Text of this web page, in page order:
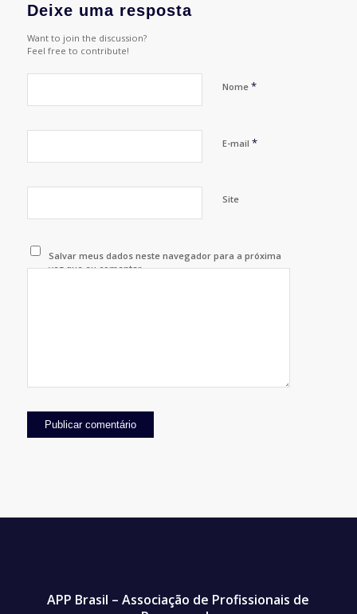
Deixe uma resposta
Want to join the discussion?
Feel free to contribute!
Nome *
E-mail *
Site
Salvar meus dados neste navegador para a próxima
vez que eu comentar.
APP Brasil – Associação de Profissionais de